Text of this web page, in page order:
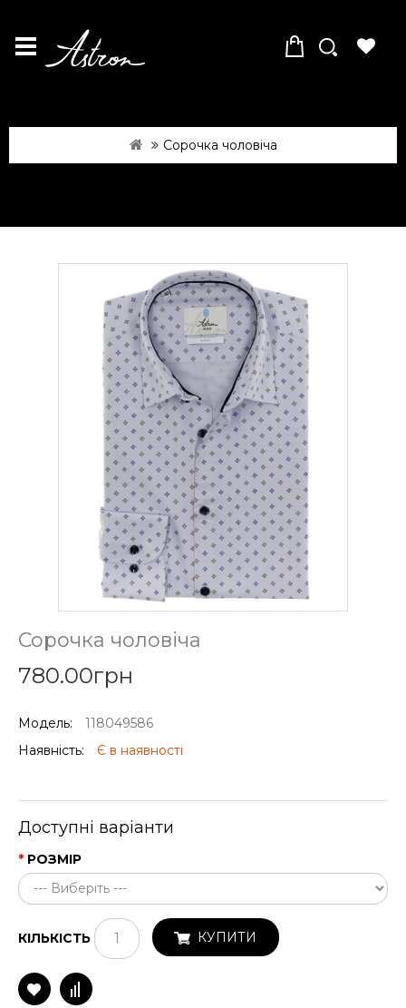
Сорочка чоловіча
Сорочка чоловіча
780.00грн
Модель:
118049586
Наявність:
Є в наявності
Доступні варіанти
РОЗМІР
КІЛЬКІСТЬ КУПИТИ